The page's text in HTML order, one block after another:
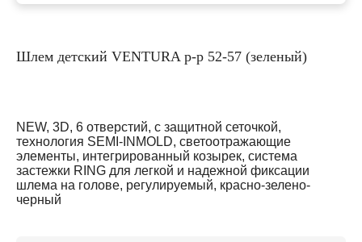
Шлем детский VENTURA р-р 52-57 (зеленый)
NEW, 3D, 6 отверстий, с защитной сеточкой,
технология SEMI-INMOLD, светоотражающие
элементы, интегрированный козырек, система
застежки RING для легкой и надежной фиксации
шлема на голове, регулируемый, красно-зелено-
черный